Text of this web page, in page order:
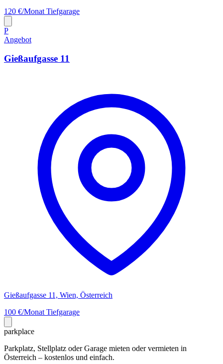
120 €/Monat Tiefgarage
P
Angebot
Gießaufgasse 11
Gießaufgasse 11, Wien, Österreich
100 €/Monat Tiefgarage
parkplace
Parkplatz, Stellplatz oder Garage mieten oder vermieten in
Österreich – kostenlos und einfach.